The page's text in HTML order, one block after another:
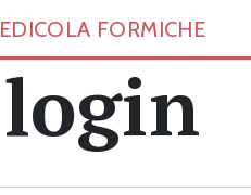
EDICOLA FORMICHE
login